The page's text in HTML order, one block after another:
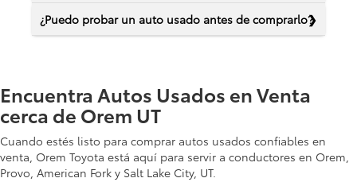
¿Puedo probar un auto usado antes de comprarlo?
Encuentra Autos Usados en Venta
cerca de Orem UT
Cuando estés listo para comprar autos usados confiables en
venta, Orem Toyota está aquí para servir a conductores en Orem,
Provo, American Fork y Salt Lake City, UT.